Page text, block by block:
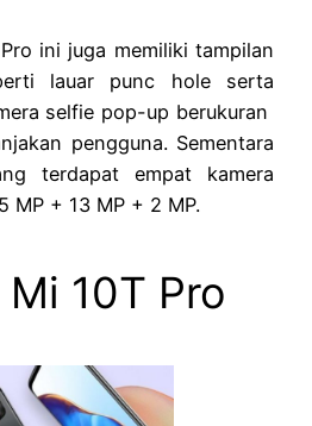
ini juga memiliki tampilan
lauar punc hole serta
selfie pop-up berukuran
pengguna. Sementara
terdapat empat kamera
MP + 13 MP + 2 MP.
10T Pro